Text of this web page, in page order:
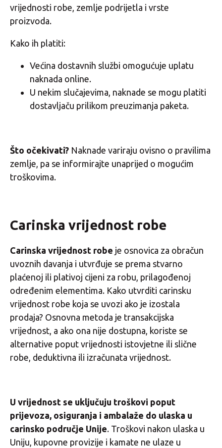
vrijednosti robe, zemlje podrijetla i vrste
proizvoda.
Kako ih platiti:
Većina dostavnih službi omogućuje uplatu
naknada online.
U nekim slučajevima, naknade se mogu platiti
dostavljaču prilikom preuzimanja paketa.
Što očekivati? Naknade variraju ovisno o pravilima
zemlje, pa se informirajte unaprijed o mogućim
troškovima.
Carinska vrijednost robe
Carinska vrijednost robe je osnovica za obračun
uvoznih davanja i utvrđuje se prema stvarno
plaćenoj ili plativoj cijeni za robu, prilagođenoj
određenim elementima. Kako utvrditi carinsku
vrijednost robe koja se uvozi ako je izostala
prodaja? Osnovna metoda je transakcijska
vrijednost, a ako ona nije dostupna, koriste se
alternative poput vrijednosti istovjetne ili slične
robe, deduktivna ili izračunata vrijednost.
U vrijednost se uključuju troškovi poput
prijevoza, osiguranja i ambalaže do ulaska u
carinsko područje Unije. Troškovi nakon ulaska u
Uniju, kupovne provizije i kamate ne ulaze u